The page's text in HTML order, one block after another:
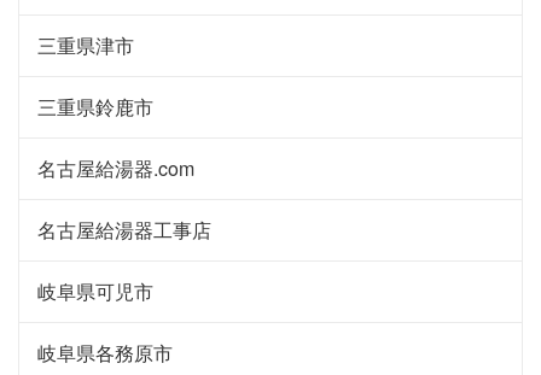
三重県津市
三重県鈴鹿市
名古屋給湯器.com
名古屋給湯器工事店
岐阜県可児市
岐阜県各務原市